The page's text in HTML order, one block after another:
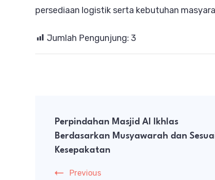
persediaan logistik serta kebutuhan
Jumlah Pengunjung: 3
Navigation
Perpindahan Masjid Al Ikhlas
Berdasarkan Musyawarah dan
Kesepakatan
Previous